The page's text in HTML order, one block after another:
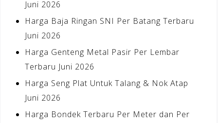
Juni 2026
Harga Baja Ringan SNI Per Batang Terbaru
Juni 2026
Harga Genteng Metal Pasir Per Lembar
Terbaru Juni 2026
Harga Seng Plat Untuk Talang & Nok Atap
Juni 2026
Harga Bondek Terbaru Per Meter dan Per